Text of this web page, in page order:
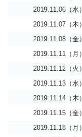
2019.11.06（水）
2019.11.07（木）
2019.11.08（金）
2019.11.11（月）
2019.11.12（火）
2019.11.13（水）
2019.11.14（木）
2019.11.15（金）
2019.11.18（月）